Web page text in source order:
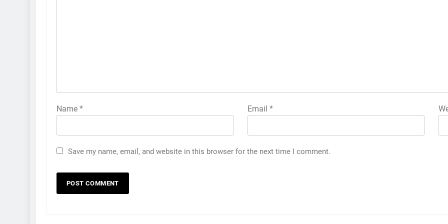
Name * Email*
Save my name, email, and website in this browser for the next time I comment.